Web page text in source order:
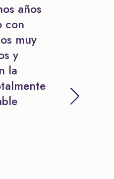
años
con
muy
y
la